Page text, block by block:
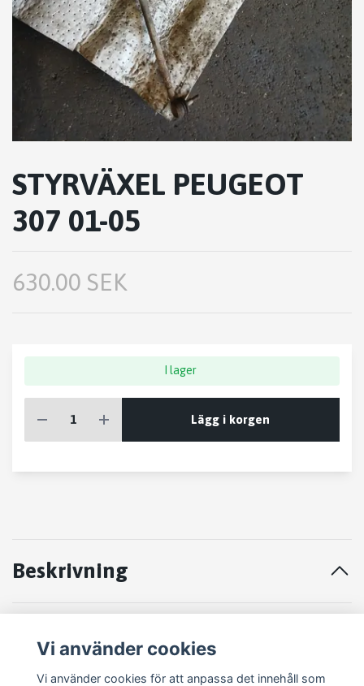
STYRVÄXEL PEUGEOT
307 01-05
630.00 SEK
I lager
Lägg i korgen
Beskrivning
Vi använder cookies
Vi använder cookies för att anpassa det innehåll som